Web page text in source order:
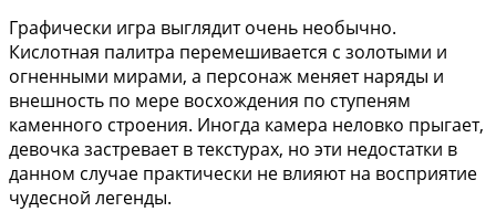
Графически игра выглядит очень необычно.
Кислотная палитра перемешивается с золотыми и
огненными мирами, а персонаж меняет наряды и
внешность по мере восхождения по ступеням
каменного строения. Иногда камера неловко прыгает,
девочка застревает в текстурах, но эти недостатки в
данном случае практически не влияют на восприятие
чудесной легенды.